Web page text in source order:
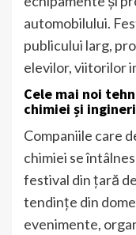
automobilului.
publicului larg,
elevilor, viitorilor
Cele mai noi
chimiei și
Companiile care
chimiei se
festival din țară
tendințe din
evenimente,